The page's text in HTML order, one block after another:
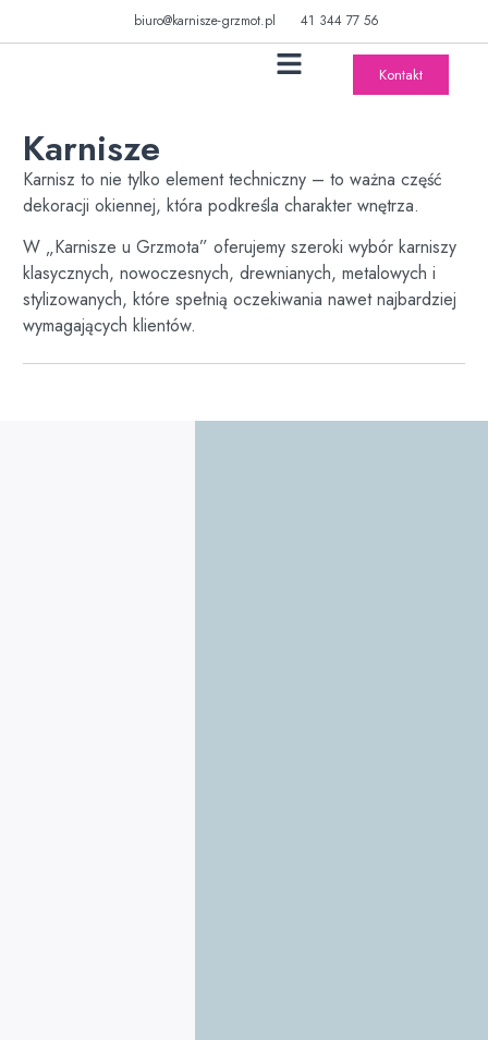
biuro@karnisze-grzmot.pl 41 344 77 56
Kontakt
Karnisze
Karnisz to nie tylko element techniczny – to ważna część
dekoracji okiennej, która podkreśla charakter wnętrza.
W „Karnisze u Grzmota” oferujemy szeroki wybór karniszy
klasycznych, nowoczesnych, drewnianych, metalowych i
stylizowanych, które spełnią oczekiwania nawet najbardziej
wymagających klientów.